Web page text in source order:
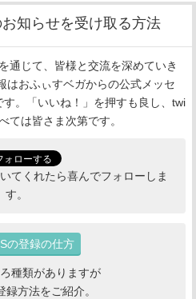
知らせを受け取る方法
通じて、皆様と交流を深めていき
はおふぃすベガからの公式メッセ
。「いいね！」を押すも良し、twi
ては皆さま次第です。
てくれたら喜んでフォローしま
す。
の登録の仕方
種類がありますが
録方法をご紹介。